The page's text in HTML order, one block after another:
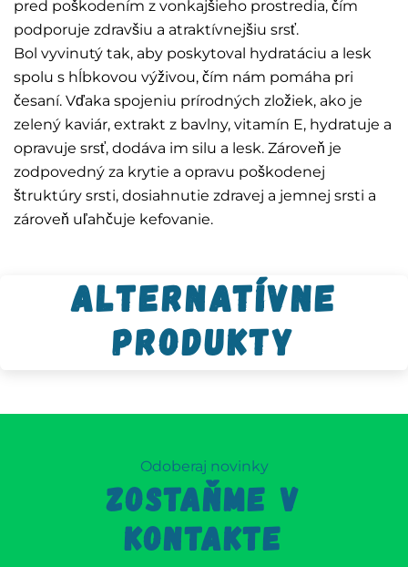
pred poškodením z vonkajšieho prostredia, čím
podporuje zdravšiu a atraktívnejšiu srsť.
Bol vyvinutý tak, aby poskytoval hydratáciu a lesk
spolu s hĺbkovou výživou, čím nám pomáha pri
česaní. Vďaka spojeniu prírodných zložiek, ako je
zelený kaviár, extrakt z bavlny, vitamín E, hydratuje a
opravuje srsť, dodáva im silu a lesk. Zároveň je
zodpovedný za krytie a opravu poškodenej
štruktúry srsti, dosiahnutie zdravej a jemnej srsti a
zároveň uľahčuje kefovanie.
Alternatívne
produkty
Odoberaj novinky
ZOSTAŇME V
KONTAKTE